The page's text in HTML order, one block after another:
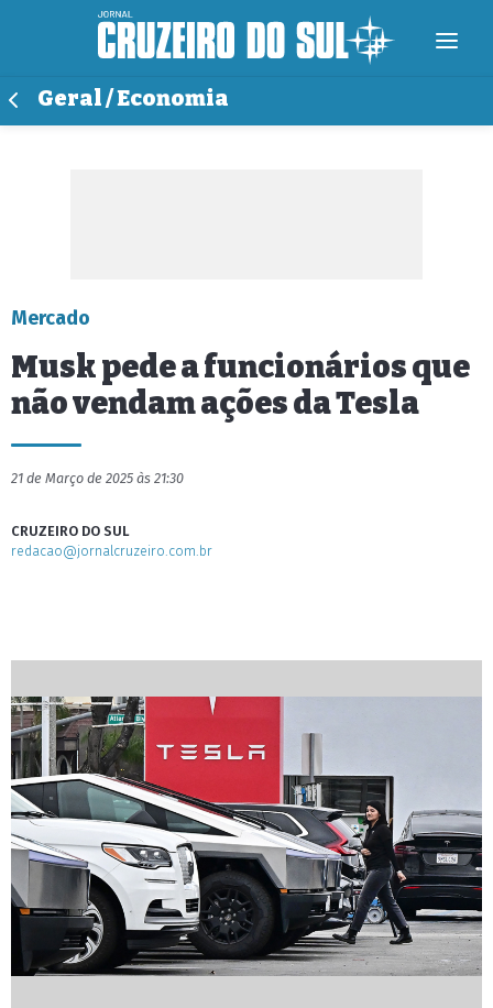
Geral / Economia
Mercado
Musk pede a funcionários que
não vendam ações da Tesla
21 de Março de 2025 às 21:30
CRUZEIRO DO SUL
redacao@jornalcruzeiro.com.br